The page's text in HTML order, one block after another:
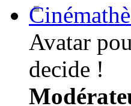
Avatar
decide !